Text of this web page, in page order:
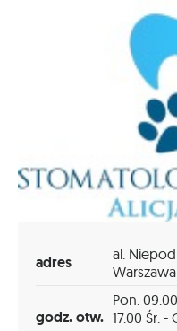
adres
al.
Warszawa
godz. otw.
Pon.
17.00 Śr.